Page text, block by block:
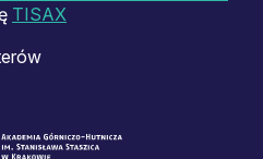
TISAX